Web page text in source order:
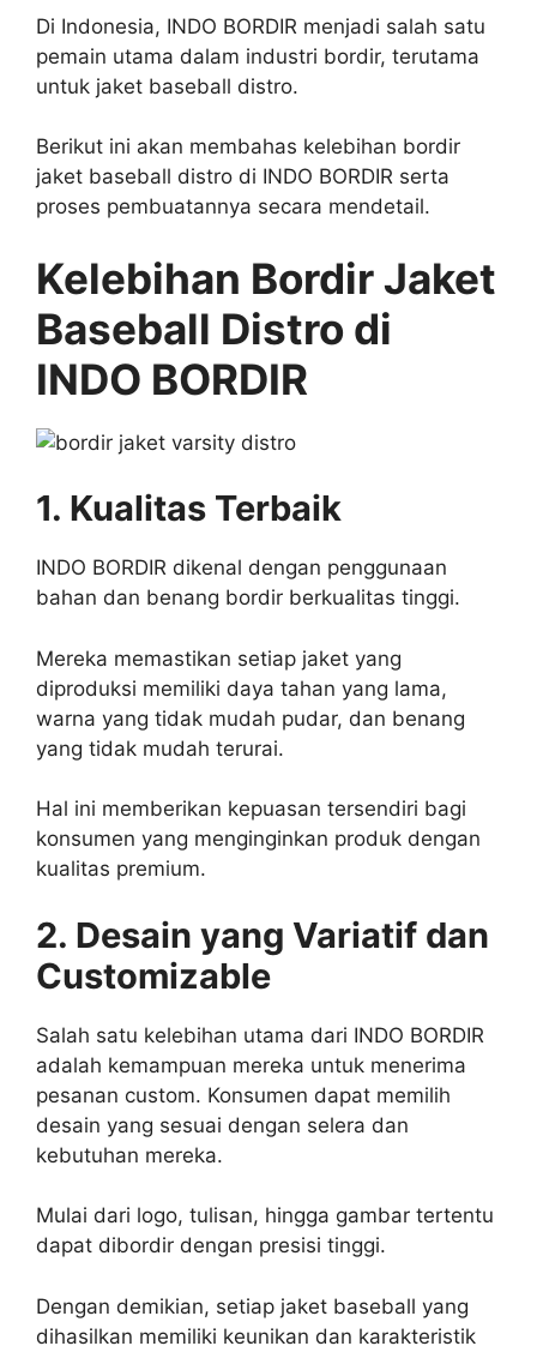
Di Indonesia, INDO BORDIR menjadi salah satu
pemain utama dalam industri bordir, terutama
untuk jaket baseball distro.
Berikut ini akan membahas kelebihan bordir
jaket baseball distro di INDO BORDIR serta
proses pembuatannya secara mendetail.
Kelebihan Bordir Jaket
Baseball Distro di
INDO BORDIR
1. Kualitas Terbaik
INDO BORDIR dikenal dengan penggunaan
bahan dan benang bordir berkualitas tinggi.
Mereka memastikan setiap jaket yang
diproduksi memiliki daya tahan yang lama,
warna yang tidak mudah pudar, dan benang
yang tidak mudah terurai.
Hal ini memberikan kepuasan tersendiri bagi
konsumen yang menginginkan produk dengan
kualitas premium.
2. Desain yang Variatif dan
Customizable
Salah satu kelebihan utama dari INDO BORDIR
adalah kemampuan mereka untuk menerima
pesanan custom. Konsumen dapat memilih
desain yang sesuai dengan selera dan
kebutuhan mereka.
Mulai dari logo, tulisan, hingga gambar tertentu
dapat dibordir dengan presisi tinggi.
Dengan demikian, setiap jaket baseball yang
dihasilkan memiliki keunikan dan karakteristik